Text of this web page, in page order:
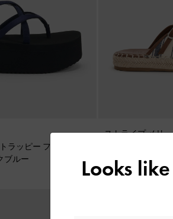
ラッピー フラットフ
ブルー
ストライプ メリ
¥ 8,900
Looks